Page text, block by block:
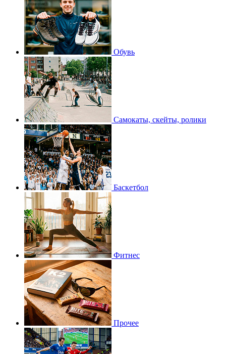
Обувь
Самокаты, скейты, ролики
Баскетбол
Фитнес
Прочее